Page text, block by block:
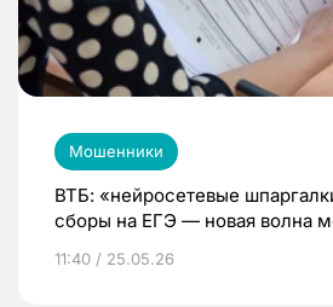
Мошенники
ВТБ: «нейросетевые
сборы на ЕГЭ — новая волна
11:40 / 25.05.26